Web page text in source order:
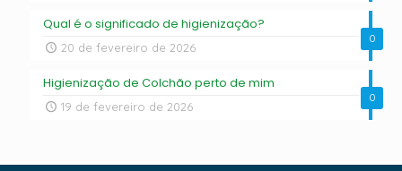
0
Qual é o significado de higienização?
20 de fevereiro de 2026
0
Higienização de Colchão perto de mim
19 de fevereiro de 2026